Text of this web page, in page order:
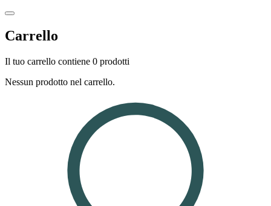
Carrello
Il tuo carrello contiene 0 prodotti
Nessun prodotto nel carrello.